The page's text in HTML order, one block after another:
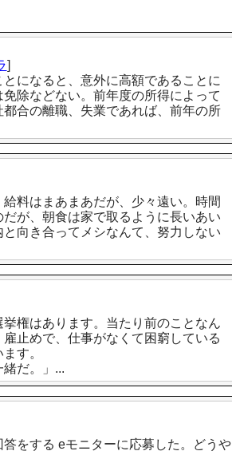
]
になると、意外に高額であることに
除などない。前年度の所得によって
合の離職、失業であれば、前年の所
料はまあまあだが、少々遠い。時間
が、朝食は家で取るように長いあい
向き合ってメシなんて、努力しない
権はあります。当たり前のことなん
止めで、仕事がなくて困窮している
す。
だ。」...
をする eモニターに応募した。どうや